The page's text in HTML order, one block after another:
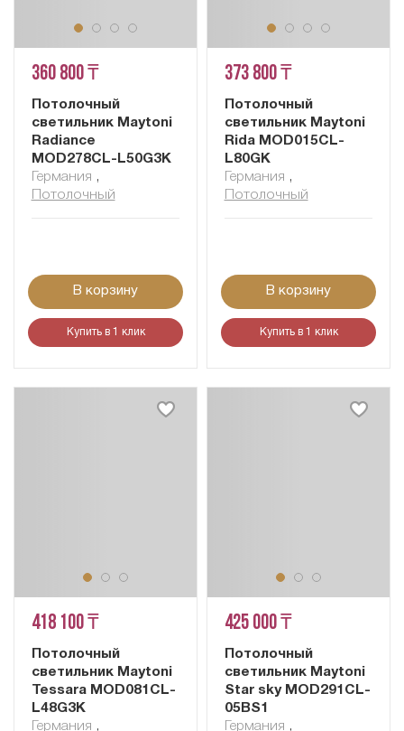
360 800 ₸
Потолочный
светильник Maytoni
Radiance
MOD278CL-L50G3K
Германия ,
Потолочный
В корзину
Купить в 1 клик
373 800 ₸
Потолочный
светильник Maytoni
Rida MOD015CL-
L80GK
Германия ,
Потолочный
В корзину
Купить в 1 клик
418 100 ₸
Потолочный
светильник Maytoni
Tessara MOD081CL-
L48G3K
Германия ,
425 000 ₸
Потолочный
светильник Maytoni
Star sky MOD291CL-
05BS1
Германия ,